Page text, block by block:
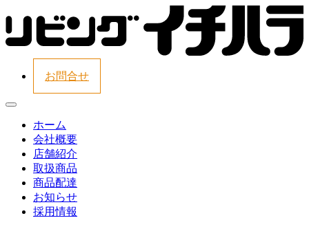
お問合せ
ホーム
会社概要
店舗紹介
取扱商品
商品配達
お知らせ
採用情報